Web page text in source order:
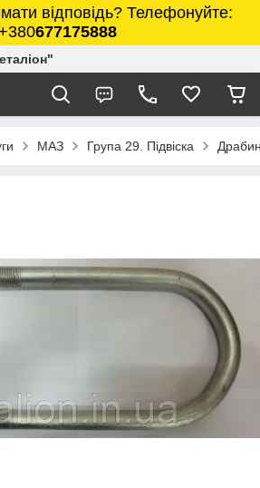
відповідь? Телефонуйте:
677175888
МАЗ Група 29. Підвіска